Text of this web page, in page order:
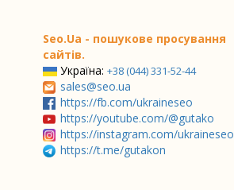
Seo.Ua - пошукове просування
сайтів.
Україна: +38 (044) 331-52-44
sales@seo.ua
https://fb.com/ukraineseo
https://youtube.com/@gutako
https://instagram.com/ukraineseo
https://t.me/gutakon